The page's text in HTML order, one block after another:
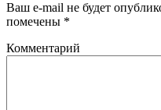
Ваш e-mail не будет
помечены *
Комментарий